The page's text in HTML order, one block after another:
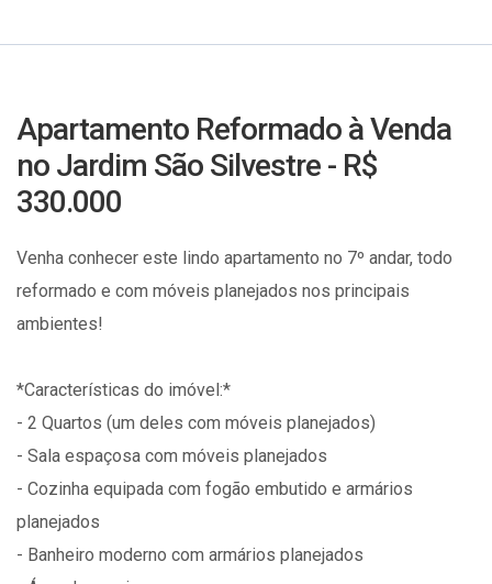
Apartamento Reformado à Venda
no Jardim São Silvestre - R$
330.000
Venha conhecer este lindo apartamento no 7º andar, todo
reformado e com móveis planejados nos principais
ambientes!
*Características do imóvel:*
- 2 Quartos (um deles com móveis planejados)
- Sala espaçosa com móveis planejados
- Cozinha equipada com fogão embutido e armários
planejados
- Banheiro moderno com armários planejados